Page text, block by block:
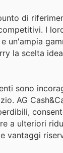
di
I
un'ampia
la scelta
sono
AG
a ulteriori
vantaggi